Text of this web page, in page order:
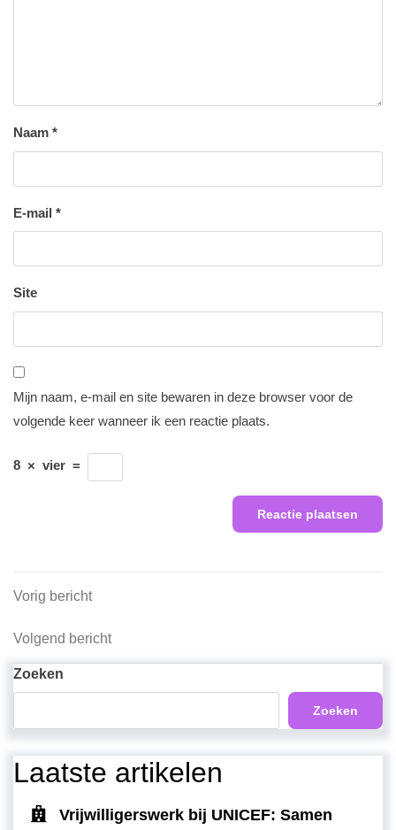
Naam *
E-mail *
Site
Mijn naam, e-mail en site bewaren in deze browser voor de
volgende keer wanneer ik een reactie plaats.
8 × vier =
Berichtnavigatie
Vorig
Vorig bericht
Volgend
Volgend bericht
Zoeken
Zoeken
Laatste artikelen
Vrijwilligerswerk bij UNICEF: Samen